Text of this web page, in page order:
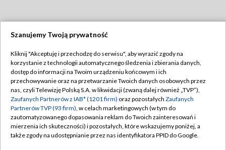
TVP
Abonament TVP
Emisja w TVP
Centrum informacji TVP
Naziemna Telewizja Cyfrowa
Regulamin TVP
Polityka prywatności
Moje zgody
Pomoc
Szanujemy Twoją prywatność
Kliknij "Akceptuję i przechodzę do serwisu", aby wyrazić zgody na
korzystanie z technologii automatycznego śledzenia i zbierania danych,
dostęp do informacji na Twoim urządzeniu końcowym i ich
przechowywanie oraz na przetwarzanie Twoich danych osobowych przez
nas, czyli Telewizję Polską S.A. w likwidacji (zwaną dalej również „TVP”),
Zaufanych Partnerów z IAB* (1201 firm) oraz pozostałych Zaufanych
Partnerów TVP (93 firm), w celach marketingowych (w tym do
zautomatyzowanego dopasowania reklam do Twoich zainteresowań i
mierzenia ich skuteczności) i pozostałych, które wskazujemy poniżej, a
także zgody na udostępnianie przez nas identyfikatora PPID do Google.